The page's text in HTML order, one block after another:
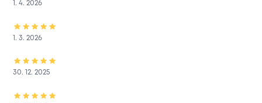
1. 4. 2026
1. 3. 2026
30. 12. 2025